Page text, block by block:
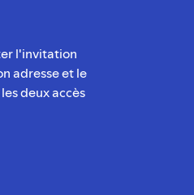
l'invitation
adresse et le
deux accès